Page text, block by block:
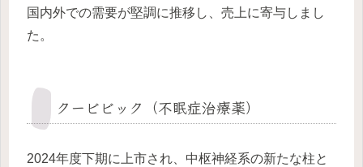
国内外での需要が堅調に推移し、売上に寄与しまし
た。
クービビック（不眠症治療薬）
2024年度下期に上市され、中枢神経系の新たな柱と